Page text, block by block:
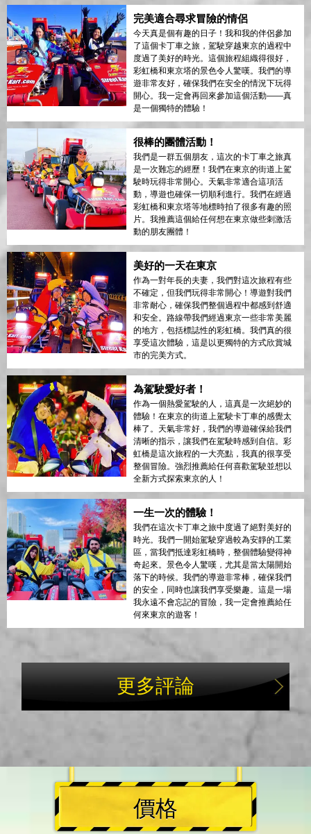
完美適合尋求冒險的情侶
今天真是個有趣的日子！我和我的伴侶參加
了這個卡丁車之旅，駕駛穿越東京的過程中
度過了美好的時光。這個旅程組織得很好，
彩虹橋和東京塔的景色令人驚嘆。我們的導
遊非常友好，確保我們在安全的情況下玩得
開心。我一定會再回來參加這個活動——真
是一個獨特的體驗！
很棒的團體活動！
我們是一群五個朋友，這次的卡丁車之旅真
是一次難忘的經歷！我們在東京的街道上駕
駛時玩得非常開心。天氣非常適合這項活
動，導遊也確保一切順利進行。我們在經過
彩虹橋和東京塔等地標時拍了很多有趣的照
片。我推薦這個給任何想在東京做些刺激活
動的朋友團體！
美好的一天在東京
作為一對年長的夫妻，我們對這次旅程有些
不確定，但我們玩得非常開心！導遊對我們
非常耐心，確保我們整個過程中都感到舒適
和安全。路線帶我們經過東京一些非常美麗
的地方，包括標誌性的彩虹橋。我們真的很
享受這次體驗，這是以更獨特的方式欣賞城
市的完美方式。
為駕駛愛好者！
作為一個熱愛駕駛的人，這真是一次絕妙的
體驗！在東京的街道上駕駛卡丁車的感覺太
棒了。天氣非常好，我們的導遊確保給我們
清晰的指示，讓我們在駕駛時感到自信。彩
虹橋是這次旅程的一大亮點，我真的很享受
整個冒險。強烈推薦給任何喜歡駕駛並想以
全新方式探索東京的人！
一生一次的體驗！
我們在這次卡丁車之旅中度過了絕對美好的
時光。我們一開始駕駛穿過較為安靜的工業
區，當我們抵達彩虹橋時，整個體驗變得神
奇起來。景色令人驚嘆，尤其是當太陽開始
落下的時候。我們的導遊非常棒，確保我們
的安全，同時也讓我們享受樂趣。這是一場
我永遠不會忘記的冒險，我一定會推薦給任
何來東京的遊客！
更多評論
價格